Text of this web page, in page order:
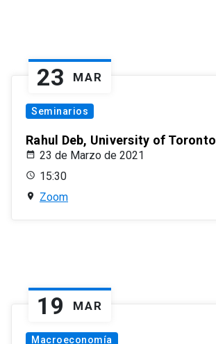
23 MAR
Seminarios
Rahul Deb, University of Toronto
23 de Marzo de 2021
15:30
Zoom
19 MAR
Macroeconomía